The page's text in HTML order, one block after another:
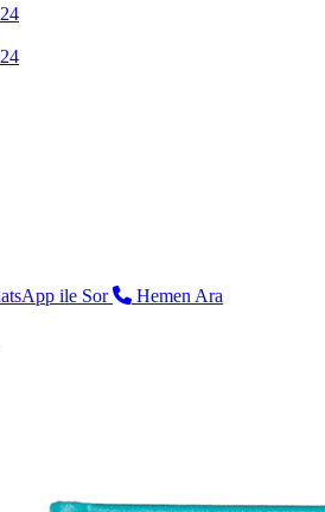
ile Sor Hemen Ara